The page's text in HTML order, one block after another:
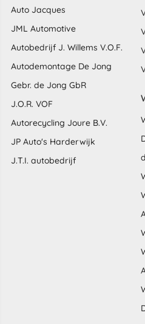
Auto Jacques
JML Automotive
Autobedrijf J. Willems V.O.F.
Autodemontage De Jong
Gebr. de Jong GbR
J.O.R. VOF
Autorecycling Joure B.V.
JP Auto's Harderwijk
J.T.I. autobedrijf